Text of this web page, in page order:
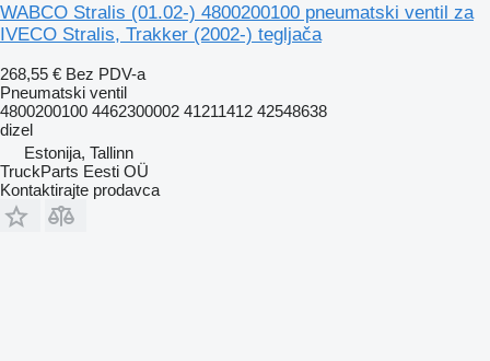
WABCO Stralis (01.02-) 4800200100 pneumatski ventil za
IVECO Stralis, Trakker (2002-) tegljača
268,55 € Bez PDV-a
Pneumatski ventil
4800200100 4462300002 41211412 42548638
dizel
Estonija, Tallinn
TruckParts Eesti OÜ
Kontaktirajte prodavca